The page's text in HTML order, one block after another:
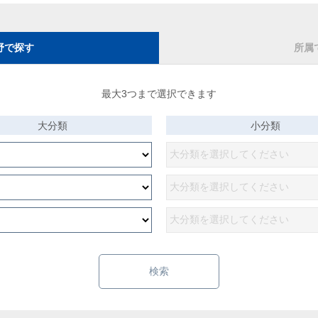
で探す 所属
最大3つまで選択できます
大分類 小分類
検索